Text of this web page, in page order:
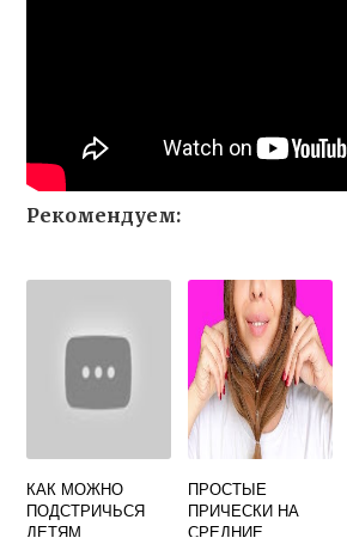
Рекомендуем:
КАК МОЖНО
ПОДСТРИЧЬСЯ
ДЕТЯМ
ПРОСТЫЕ
ПРИЧЕСКИ НА
СРЕДНИЕ